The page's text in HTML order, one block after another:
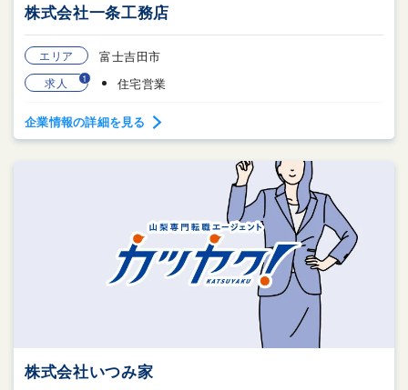
株式会社一条工務店
エリア 富士吉田市
求人 1 住宅営業
企業情報の詳細を見る
株式会社いつみ家